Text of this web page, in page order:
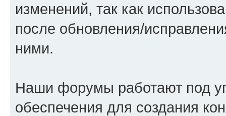
изменений, так как
после обновления/
ними.
Наши форумы работают под
обеспечения для создания